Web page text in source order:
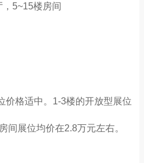
5~15楼房间
价格适中。1-3楼的开放型展位
间展位均价在2.8万元左右。